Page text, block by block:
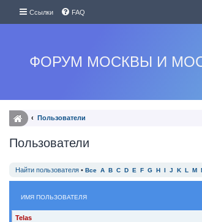
Ссылки FAQ
ФОРУМ МОСКВЫ И
Пользователи
Пользователи
Найти пользователя • Все A B C D E F G H I J K L M
ИМЯ ПОЛЬЗОВАТЕЛЯ
Telas